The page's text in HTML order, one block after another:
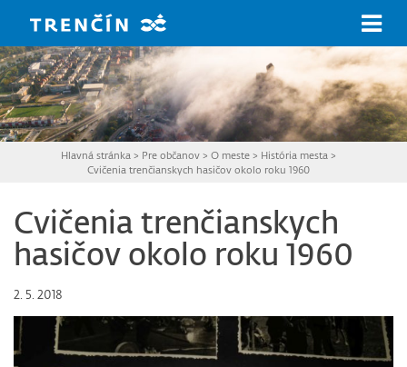
Hlavná stránka > Pre občanov> O meste> História mesta >
Cvičenia trenčianskych hasičov okolo roku 1960
Cvičenia trenčianskych
hasičov okolo roku 1960
2. 5. 2018